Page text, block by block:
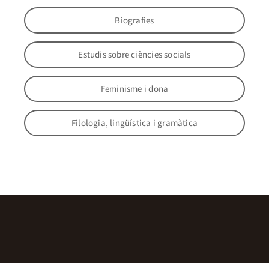
Biografies
Estudis sobre ciències socials
Feminisme i dona
Filologia, lingüística i gramàtica